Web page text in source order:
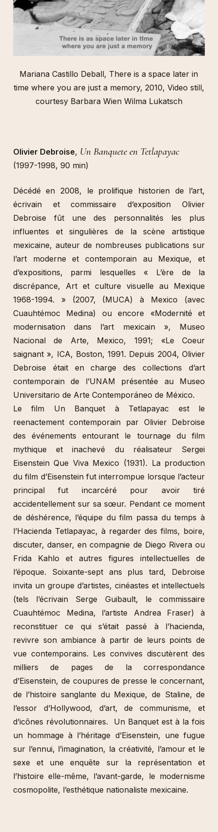
Mariana Castillo Deball, There is a space later in
time where you are just a memory, 2010, Video still,
courtesy Barbara Wien Wilma Lukatsch
Olivier Debroise, Un Banquete en Tetlapayac
(1997-1998, 90 min)
Décédé en 2008, le prolifique historien de l’art,
écrivain et commissaire d’exposition Olivier
Debroise fût une des personnalités les plus
influentes et singulières de la scène artistique
mexicaine, auteur de nombreuses publications sur
l’art moderne et contemporain au Mexique, et
d’expositions, parmi lesquelles « L’ère de la
discrépance, Art et culture visuelle au Mexique
1968-1994. » (2007, (MUCA) à Mexico (avec
Cuauhtémoc Medina) ou encore «Modernité et
modernisation dans l’art mexicain », Museo
Nacional de Arte, Mexico, 1991; «Le Coeur
saignant », ICA, Boston, 1991. Depuis 2004, Olivier
Debroise était en charge des collections d’art
contemporain de l’UNAM présentée au Museo
Universitario de Arte Contemporáneo de México.
Le film Un Banquet à Tetlapayac est le
reenactement contemporain par Olivier Debroise
des événements entourant le tournage du film
mythique et inachevé du réalisateur Sergei
Eisenstein Que Viva Mexico (1931). La production
du film d’Eisenstein fut interrompue lorsque l’acteur
principal fut incarcéré pour avoir tiré
accidentellement sur sa sœur. Pendant ce moment
de déshérence, l’équipe du film passa du temps à
l’Hacienda Tetlapayac, à regarder des films, boire,
discuter, danser, en compagnie de Diego Rivera ou
Frida Kahlo et autres figures intellectuelles de
l’époque. Soixante-sept ans plus tard, Debroise
invita un groupe d’artistes, cinéastes et intellectuels
(tels l’écrivain Serge Guibault, le commissaire
Cuauhtémoc Medina, l’artiste Andrea Fraser) à
reconstituer ce qui s’était passé à l’hacienda,
revivre son ambiance à partir de leurs points de
vue contemporains. Les convives discutèrent des
milliers de pages de la correspondance
d’Eisenstein, de coupures de presse le concernant,
de l’histoire sanglante du Mexique, de Staline, de
l’essor d’Hollywood, d’art, de communisme, et
d’icônes révolutionnaires. Un Banquet est à la fois
un hommage à l’héritage d’Eisenstein, une fugue
sur l’ennui, l’imagination, la créativité, l’amour et le
sexe et une enquête sur la représentation et
l’histoire elle-même, l’avant-garde, le modernisme
cosmopolite, l’esthétique nationaliste mexicaine.